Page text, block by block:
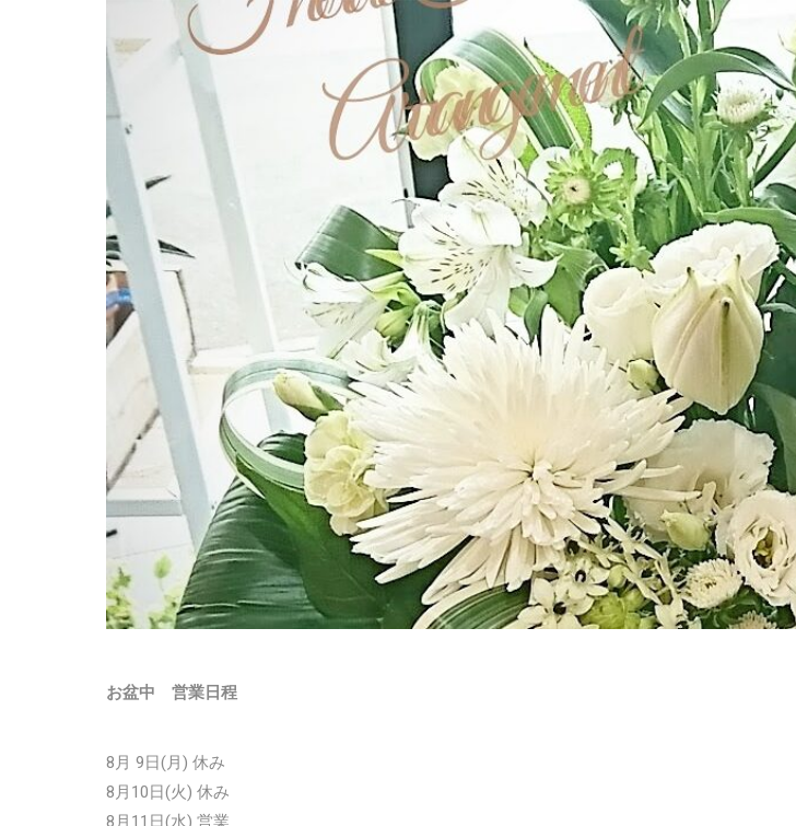
お盆中 営業日程
8月 9日(月) 休み
8月10日(火) 休み
8月11日(水) 営業